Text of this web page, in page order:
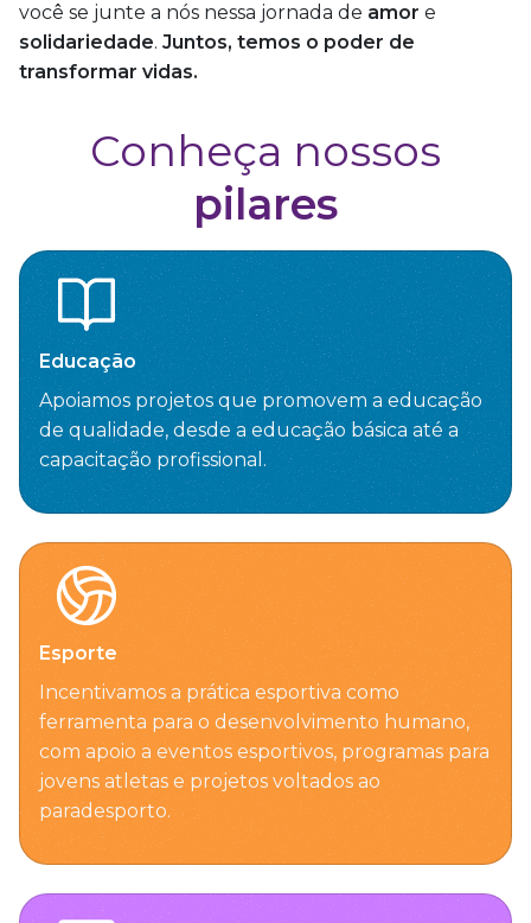
você se junte a nós nessa jornada de amor e
solidariedade. Juntos, temos o poder de
transformar vidas.
Conheça nossos
pilares
Educação
Apoiamos projetos que promovem a educação
de qualidade, desde a educação básica até a
capacitação profissional.
Esporte
Incentivamos a prática esportiva como
ferramenta para o desenvolvimento humano,
com apoio a eventos esportivos, programas para
jovens atletas e projetos voltados ao
paradesporto.